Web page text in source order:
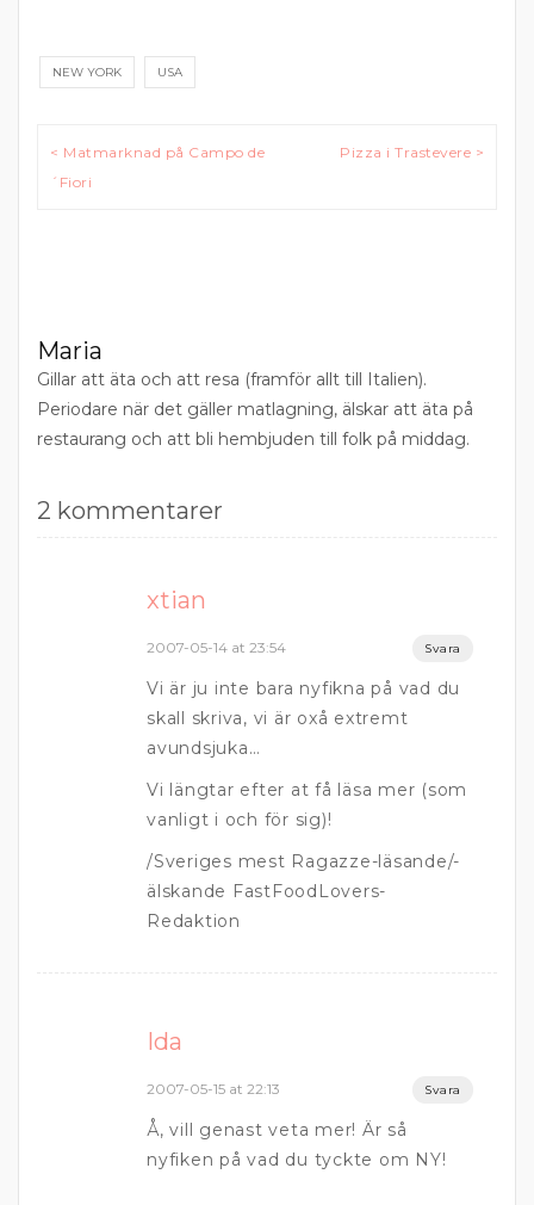
NEW YORK USA
Inläggsnavigering
< Matmarknad på Campo de
´Fiori
Pizza i Trastevere >
Maria
Gillar att äta och att resa (framför allt till Italien).
Periodare när det gäller matlagning, älskar att äta på
restaurang och att bli hembjuden till folk på middag.
2 kommentarer
xtian
2007-05-14 at 23:54 Svara
Vi är ju inte bara nyfikna på vad du
skall skriva, vi är oxå extremt
avundsjuka…
Vi längtar efter at få läsa mer (som
vanligt i och för sig)!
/Sveriges mest Ragazze-läsande/-
älskande FastFoodLovers-
Redaktion
Ida
2007-05-15 at 22:13 Svara
Å, vill genast veta mer! Är så
nyfiken på vad du tyckte om NY!